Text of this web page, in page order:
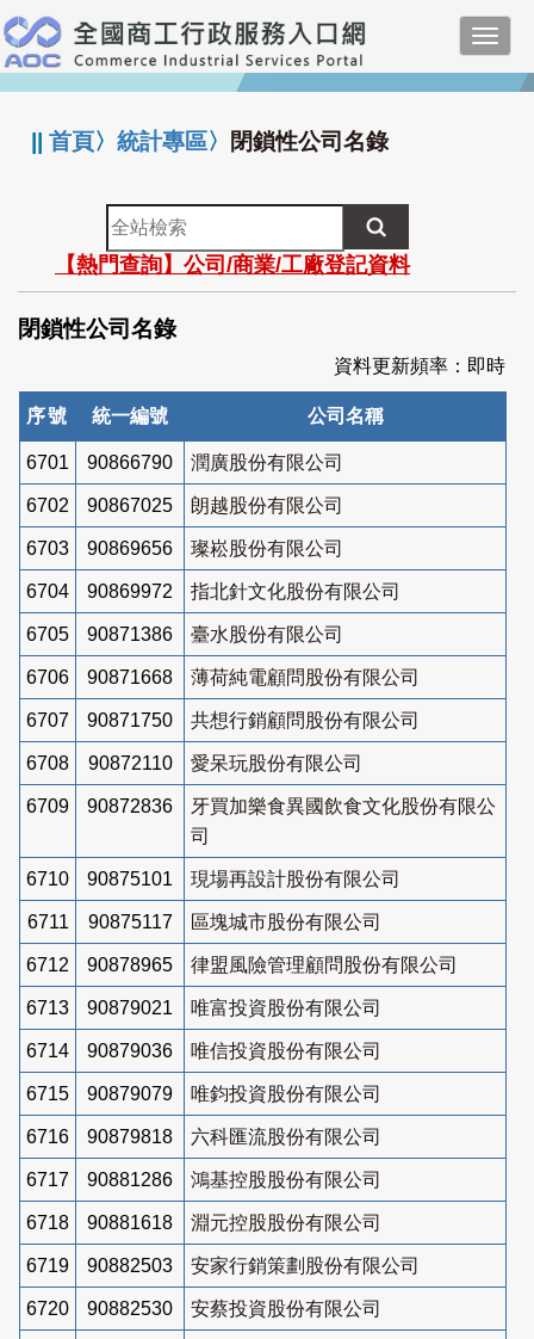
跳
到
主
要
:::
||首頁〉統計專區〉 閉鎖性公司名錄
全
站
檢
索
【熱門查詢】公司/商業/工廠登記資料
閉鎖性公司名錄
資料更新頻率：即時
序號 統一編號 公司名稱
6701 90866790 潤廣股份有限公司
6702 90867025 朗越股份有限公司
6703 90869656 璨崧股份有限公司
6704 90869972 指北針文化股份有限公司
6705 90871386 臺水股份有限公司
6706 90871668 薄荷純電顧問股份有限公司
6707 90871750 共想行銷顧問股份有限公司
6708 90872110 愛呆玩股份有限公司
6709 90872836
牙買加樂食異國飲食文化股份有限公
司
6710 90875101 現場再設計股份有限公司
6711 90875117 區塊城市股份有限公司
6712 90878965 律盟風險管理顧問股份有限公司
6713 90879021 唯富投資股份有限公司
6714 90879036 唯信投資股份有限公司
6715 90879079 唯鈞投資股份有限公司
6716 90879818 六科匯流股份有限公司
6717 90881286 鴻基控股股份有限公司
6718 90881618 淵元控股股份有限公司
6719 90882503 安家行銷策劃股份有限公司
6720 90882530 安蔡投資股份有限公司